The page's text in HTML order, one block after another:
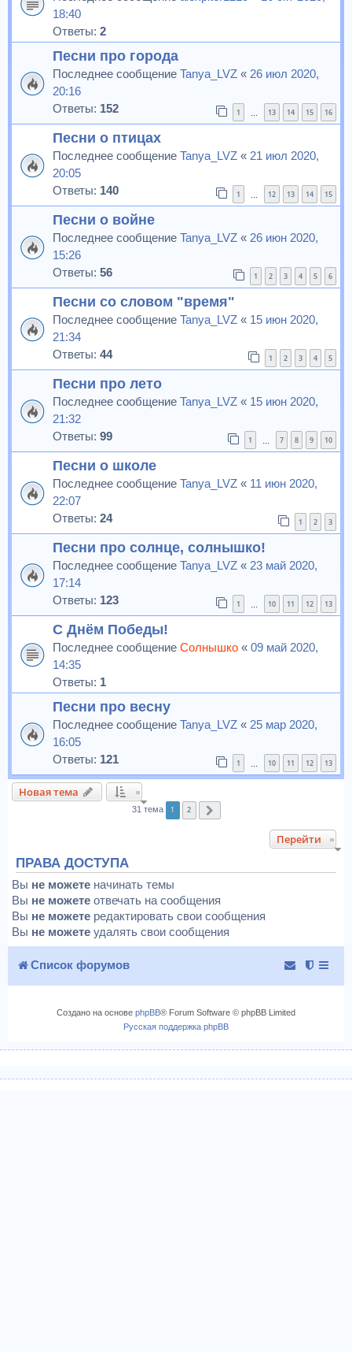
18:40
Ответы: 2
Песни про города
Последнее сообщение Tanya_LVZ « 26 июл 2020,
20:16
Ответы: 152 1 13 14 15 16
Песни о птицах
Последнее сообщение Tanya_LVZ « 21 июл 2020,
20:05
Ответы: 140 1 12 13 14 15
Песни о войне
Последнее сообщение Tanya_LVZ « 26 июн 2020,
15:26
Ответы: 56 1 2 3 4 5 6
Песни со словом "время"
Последнее сообщение Tanya_LVZ « 15 июн 2020,
21:34
Ответы: 44 1 2 3 4 5
Песни про лето
Последнее сообщение Tanya_LVZ « 15 июн 2020,
21:32
Ответы: 99 1 7 8 9 10
Песни о школе
Последнее сообщение Tanya_LVZ « 11 июн 2020,
22:07
Ответы: 24 1 2 3
Песни про солнце, солнышко!
Последнее сообщение Tanya_LVZ « 23 май 2020,
17:14
Ответы: 123 1 10 11 12 13
С Днём Победы!
Последнее сообщение Солнышко « 09 май 2020,
14:35
Ответы: 1
Песни про весну
Последнее сообщение Tanya_LVZ « 25 мар 2020,
16:05
Ответы: 121 1 10 11 12 13
Новая тема
31 тема 1 2
Перейти
ПРАВА ДОСТУПА
Вы не можете начинать темы
Вы не можете отвечать на сообщения
Вы не можете редактировать свои сообщения
Вы не можете удалять свои сообщения
Список форумов
Создано на основе phpBB® Forum Software © phpBB Limited
Русская поддержка phpBB